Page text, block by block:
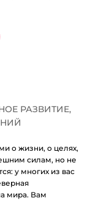
РАЗВИТИЕ,
о жизни, о целях,
силам, но не
у многих из вас
мира. Вам